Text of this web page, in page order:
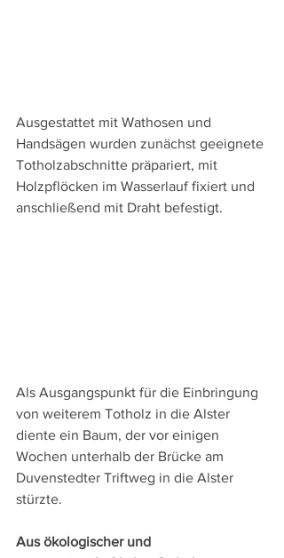
Ausgestattet mit Wathosen und
Handsägen wurden zunächst geeignete
Totholzabschnitte präpariert, mit
Holzpflöcken im Wasserlauf fixiert und
anschließend mit Draht befestigt.
Als Ausgangspunkt für die Einbringung
von weiterem Totholz in die Alster
diente ein Baum, der vor einigen
Wochen unterhalb der Brücke am
Duvenstedter Triftweg in die Alster
stürzte.
Aus ökologischer und